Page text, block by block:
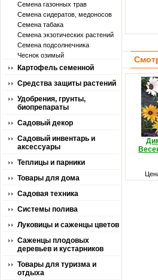
Семена газонных трав
Семена сидератов, медоносов
Семена табака
Семена экзотических растений
Семена подсолнечника
Чеснок озимый
Картофель семенной
Средства защиты растений
Удобрения, грунты,
биопрепараты
Садовый декор
Садовый инвентарь и
аксессуары
Теплицы и парники
Товары для дома
Садовая техника
Системы полива
Луковицы и саженцы цветов
Саженцы плодовых
деревьев и кустарников
Товары для туризма и
отдыха